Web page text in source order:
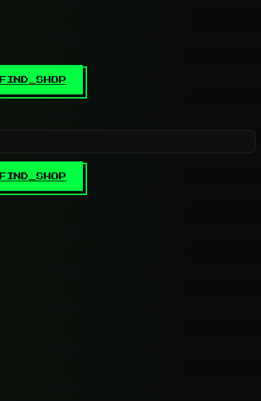
FIND_SHOP
FIND_SHOP